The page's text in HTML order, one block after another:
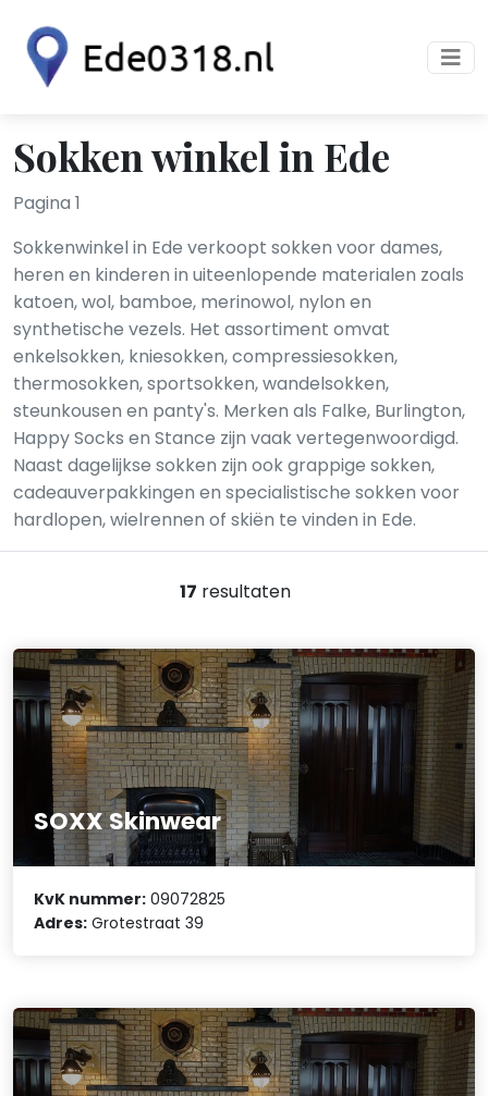
Sokken winkel in Ede
Pagina 1
Sokkenwinkel in Ede verkoopt sokken voor dames,
heren en kinderen in uiteenlopende materialen zoals
katoen, wol, bamboe, merinowol, nylon en
synthetische vezels. Het assortiment omvat
enkelsokken, kniesokken, compressiesokken,
thermosokken, sportsokken, wandelsokken,
steunkousen en panty's. Merken als Falke, Burlington,
Happy Socks en Stance zijn vaak vertegenwoordigd.
Naast dagelijkse sokken zijn ook grappige sokken,
cadeauverpakkingen en specialistische sokken voor
hardlopen, wielrennen of skiën te vinden in Ede.
17 resultaten
SOXX Skinwear
KvK nummer: 09072825
Adres: Grotestraat 39